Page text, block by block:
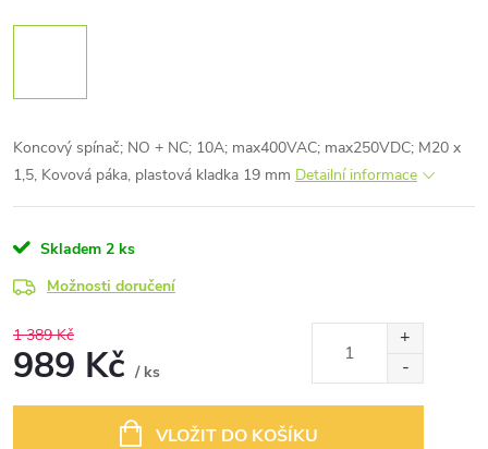
Koncový spínač; NO + NC; 10A; max400VAC; max250VDC; M20 x
1,5, Kovová páka, plastová kladka 19 mm Detailní informace
Skladem 2 ks
Možnosti doručení
1 389 Kč
989 Kč / ks
VLOŽIT DO KOŠÍKU